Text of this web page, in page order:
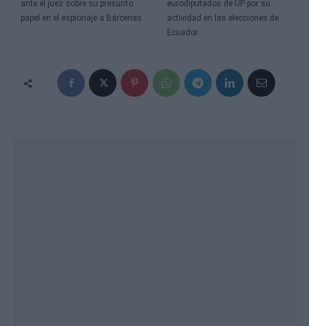
ante el juez sobre su presunto
papel en el espionaje a Bárcenas
eurodiputados de UP por su
actividad en las elecciones de
Ecuador